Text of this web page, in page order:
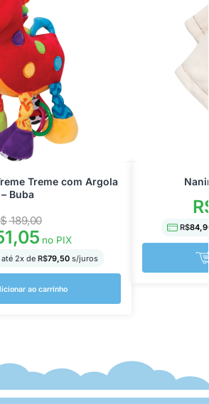
Treme com Argola
– Buba
189,00
no PIX
até 2x deR$79,50 s/juros
ao carrinho
R$